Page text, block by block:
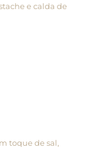
e calda de
toque de sal,